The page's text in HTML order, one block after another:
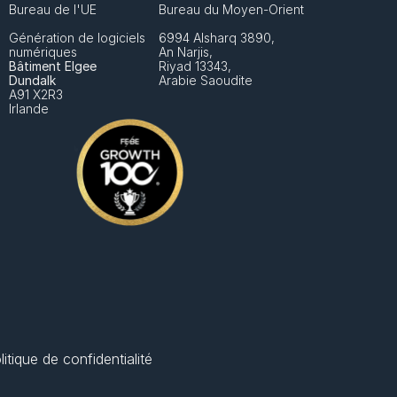
Bureau de l'UE
Génération de logiciels
numériques
Bâtiment Elgee
Dundalk
A91 X2R3
Irlande
Bureau du Moyen-Orient
6994 Alsharq 3890,
An Narjis,
Riyad 13343,
Arabie Saoudite
de confidentialité